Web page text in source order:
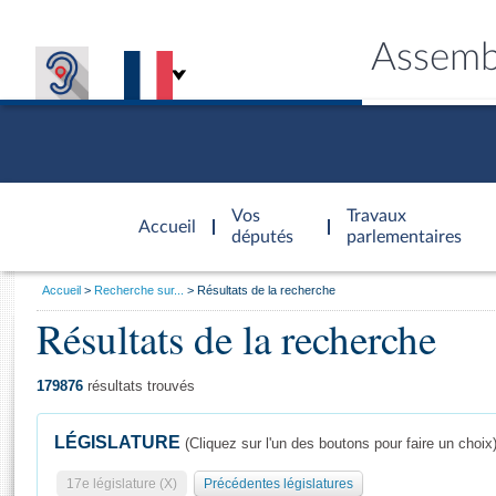
Accueil
d'accueil
Vos
députés
Travaux
parlementaires
Général
Vous
Accueil Recherche sur... Résultats de la recherche
Résultats de la recherche
179876 résultats trouvés
LÉGISLATURE (Cliquez sur l'un des boutons pour faire un choix)
17e législature (X) Précédentes législatures